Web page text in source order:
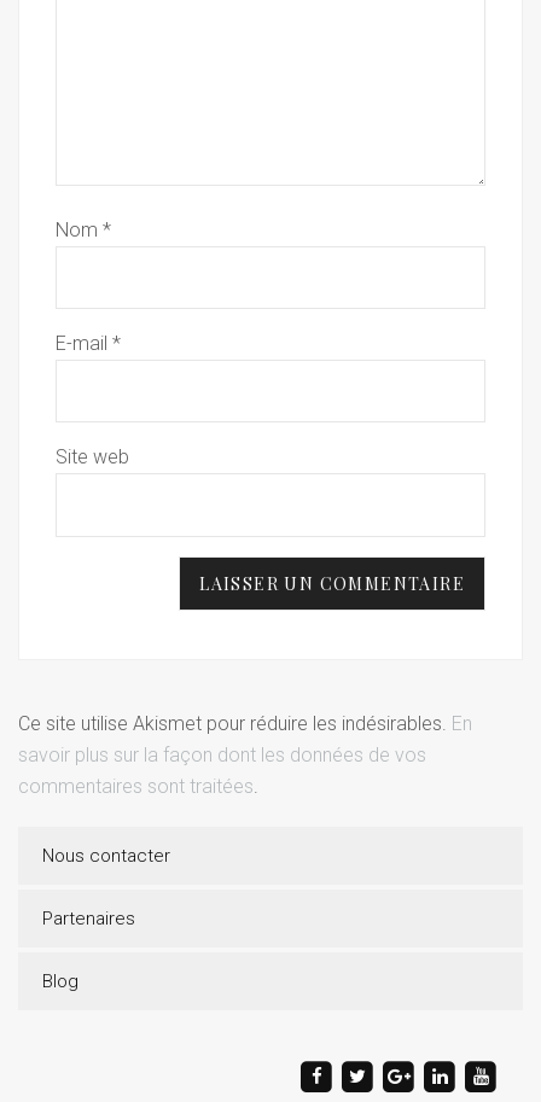
Nom *
E-mail *
Site web
Ce site utilise Akismet pour réduire les indésirables. En
savoir plus sur la façon dont les données de vos
commentaires sont traitées.
Nous contacter
Partenaires
Blog